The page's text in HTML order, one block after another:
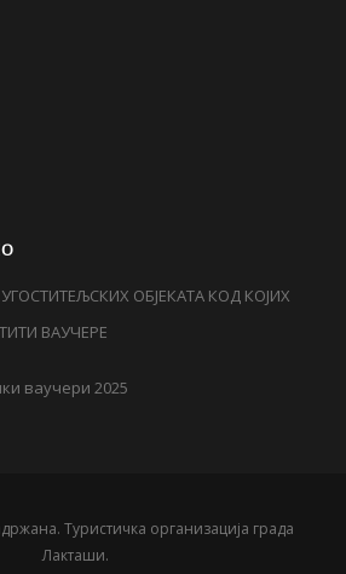
ОБЈЕКАТА КОД КОЈИХ
ВАУЧЕРЕ
ваучери 2025
Туристичка организација града
Лакташи.